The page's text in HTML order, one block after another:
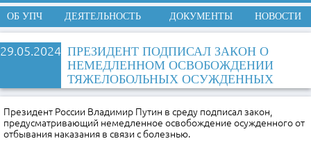
ОБ УПЧ ДЕЯТЕЛЬНОСТЬ ДОКУМЕНТЫ НОВОСТИ
29.05.2024 ПРЕЗИДЕНТ ПОДПИСАЛ ЗАКОН О
НЕМЕДЛЕННОМ ОСВОБОЖДЕНИИ
ТЯЖЕЛОБОЛЬНЫХ ОСУЖДЕННЫХ
Президент России Владимир Путин в среду подписал закон,
предусматривающий немедленное освобождение осужденного от
отбывания наказания в связи с болезнью.